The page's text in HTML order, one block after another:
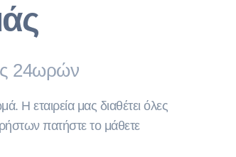
24ωρών
Η εταιρεία μας διαθέτει όλες
πατήστε το μάθετε